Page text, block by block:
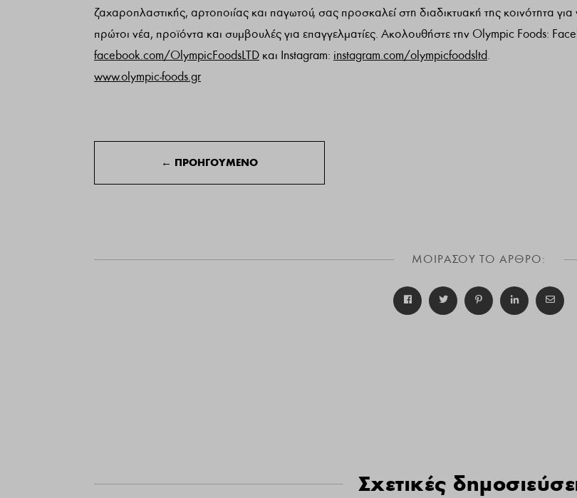
ζαχαροπλαστικής, αρτοποιίας και παγωτού, σας προσκαλεί στη διαδικτυακή της κοινότητα για
πρώτοι νέα, προϊόντα και συμβουλές για επαγγελματίες. Ακολουθήστε την Olympic Foods:
facebook.com/OlympicFoodsLTD και Instagram: instagram.com/olympicfoodsltd.
www.olympic-foods.gr
← ΠΡΟΗΓΟΥΜΕΝΟ
ΜΟΙΡΑΣΟΥ ΤΟ ΑΡΘΡΟ:
Σχετικές